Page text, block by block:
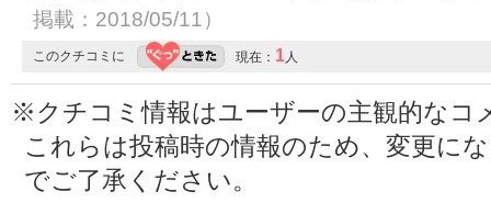
掲載：2018/05/11）
このクチコミに 現在： 1人
※クチコミ情報はユーザーの主観的なコ
これらは投稿時の情報のため、変更に
でご了承ください。